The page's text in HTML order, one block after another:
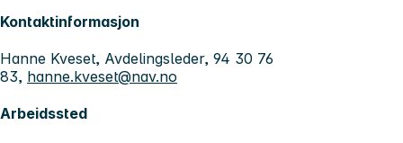
Kontaktinformasjon
Hanne Kveset, Avdelingsleder, 94 30 76
83, hanne.kveset@nav.no
Arbeidssted